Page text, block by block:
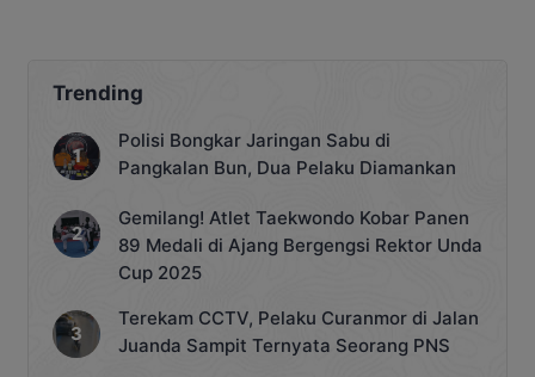
Trending
Polisi Bongkar Jaringan Sabu di
Pangkalan Bun, Dua Pelaku Diamankan
Gemilang! Atlet Taekwondo Kobar Panen
89 Medali di Ajang Bergengsi Rektor Unda
Cup 2025
Terekam CCTV, Pelaku Curanmor di Jalan
Juanda Sampit Ternyata Seorang PNS